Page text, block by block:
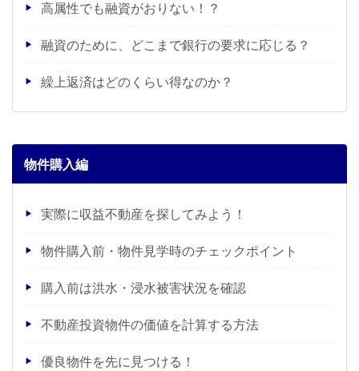
高属性でも融資がおりない！？
融資のために、どこまで銀行の要求に応じる？
繰上返済はどのくらい得なのか？
物件購入編
実際に収益不動産を探してみよう！
物件購入前・物件見学時のチェックポイント
購入前は洪水・浸水被害状況を確認
不動産投資物件の価値を計算する方法
優良物件を先に見つける！